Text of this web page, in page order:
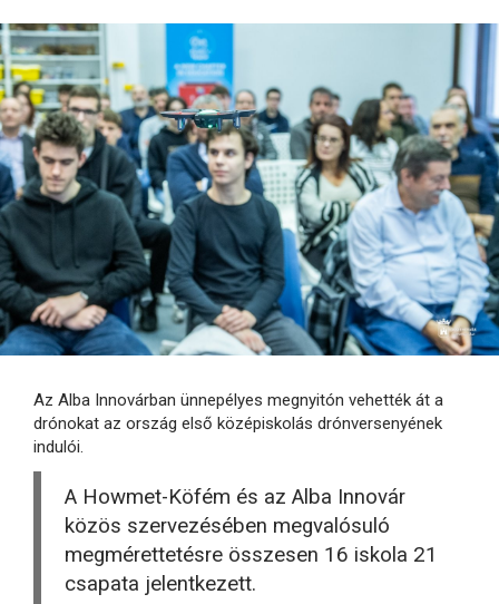
Az Alba Innovárban ünnepélyes megnyitón vehették át a
drónokat az ország első középiskolás drónversenyének
indulói.
A Howmet-Köfém és az Alba Innovár
közös szervezésében megvalósuló
megmérettetésre összesen 16 iskola 21
csapata jelentkezett.